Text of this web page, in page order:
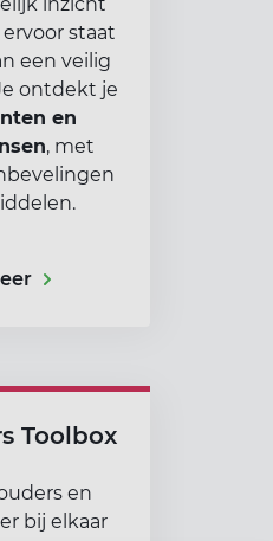
staat
een veilig
ontdekt je
en
, met
Toolbox
en
bij elkaar